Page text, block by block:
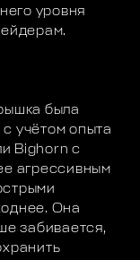
уровня
была
учётом опыта
Bighorn с
агрессивным
Она
забивается,